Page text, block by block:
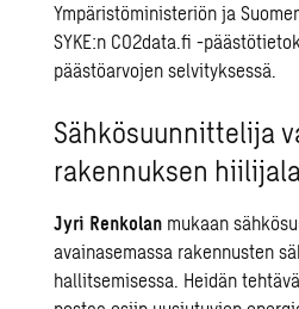
Ympäristöministeriön ja
SYKE:n CO2data.fi -
päästöarvojen selvityksessä.
Sähkösuunnittelija
rakennuksen
Jyri Renkolan mukaan
avainasemassa rakennusten
hallitsemisessa. Heidän